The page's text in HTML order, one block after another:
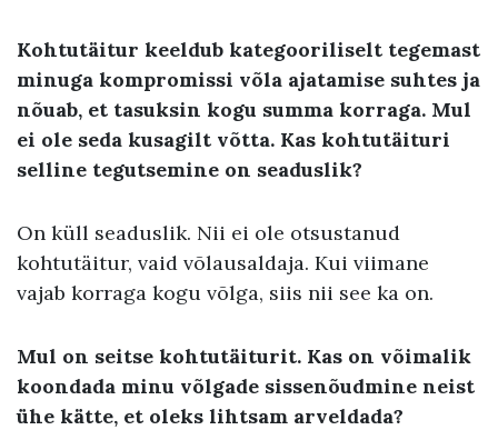
Kohtutäitur keeldub kategooriliselt tegemast
minuga kompromissi võla ajatamise suhtes ja
nõuab, et tasuksin kogu summa korraga. Mul
ei ole seda kusagilt võtta. Kas kohtutäituri
selline tegutsemine on seaduslik?
On küll seaduslik. Nii ei ole otsustanud
kohtutäitur, vaid võlausaldaja. Kui viimane
vajab korraga kogu võlga, siis nii see ka on.
Mul on seitse kohtutäiturit. Kas on võimalik
koondada minu võlgade sissenõudmine neist
ühe kätte, et oleks lihtsam arveldada?